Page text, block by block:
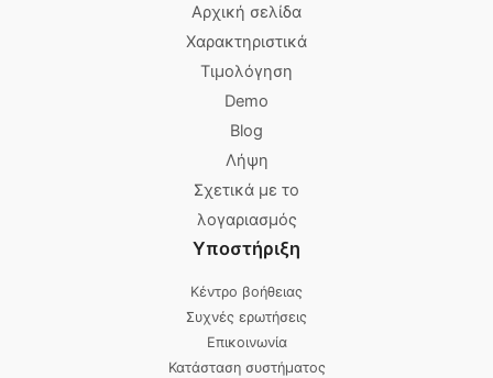
Αρχική σελίδα
Χαρακτηριστικά
Τιμολόγηση
Demo
Blog
Λήψη
Σχετικά με το
λογαριασμός
Υποστήριξη
Κέντρο βοήθειας
Συχνές ερωτήσεις
Επικοινωνία
Κατάσταση συστήματος